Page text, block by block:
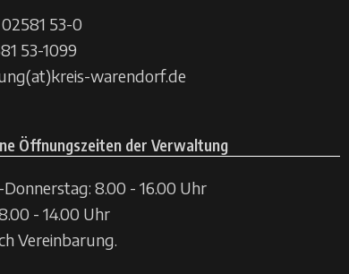
53-0
53-1099
warendorf.de
Öffnungszeiten der Verwaltung
8.00 - 16.00 Uhr
- 14.00 Uhr
Vereinbarung.